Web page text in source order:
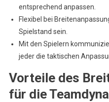
entsprechend anpassen.
Flexibel bei
Spielstand sein.
Mit den Spielern
jeder die taktischen
Vorteile des
für die